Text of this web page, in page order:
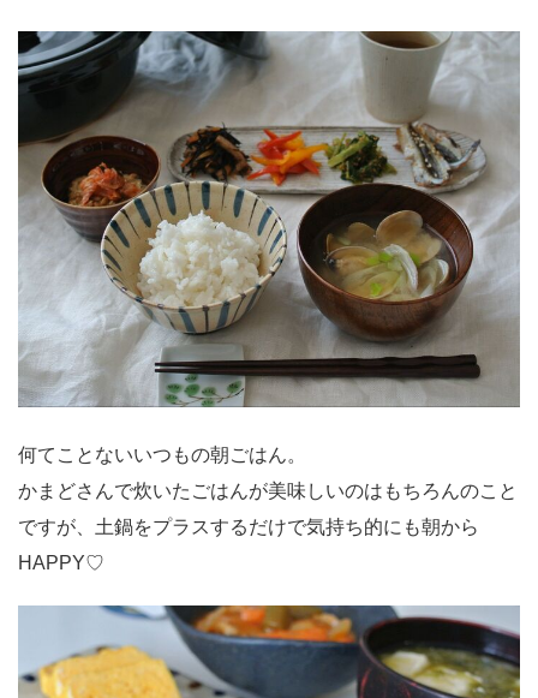
何てことないいつもの朝ごはん。
かまどさんで炊いたごはんが美味しいのはもちろんのこと
ですが、土鍋をプラスするだけで気持ち的にも朝から
HAPPY♡